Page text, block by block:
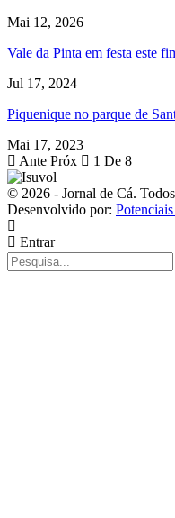
Mai 12, 2026
Vale da Pinta em festa este
Jul 17, 2024
Piquenique no parque de
Mai 17, 2023
Ante Próx 1 De 8
© 2026 - Jornal de Cá.
Desenvolvido por:
Entrar